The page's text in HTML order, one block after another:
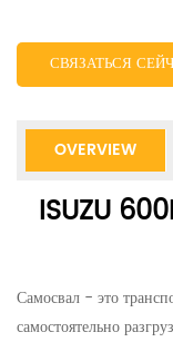
СВЯЗАТЬСЯ
OVERVIEW
ISUZU
Самосвал - это
самостоятельно